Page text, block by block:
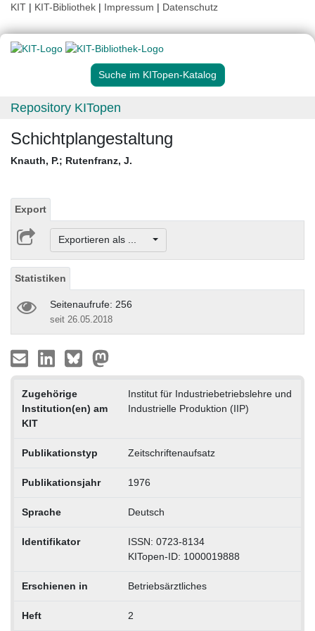
KIT | KIT-Bibliothek | Impressum | Datenschutz
Suche im KITopen-Katalog
Repository KITopen
Schichtplangestaltung
Knauth, P.; Rutenfranz, J.
Export
Exportieren als ...
Statistiken
Seitenaufrufe: 256
seit 26.05.2018
Zugehörige
Institution(en) am
KIT
Institut für Industriebetriebslehre und
Industrielle Produktion (IIP)
Publikationstyp Zeitschriftenaufsatz
Publikationsjahr 1976
Sprache Deutsch
Identifikator
ISSN: 0723-8134
KITopen-ID: 1000019888
Erschienen in Betriebsärztliches
Heft 2